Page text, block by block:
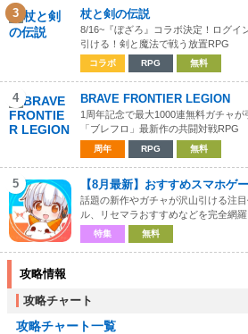
3 杖と剣の伝説
8/16~『ぼざろ』コラボ決定！ログイ
引ける！剣と魔法で戦う放置RPG
コラボ RPG 無料
4 BRAVE FRONTIER LEGION
1周年記念で最大1000連無料ガチャ
「ブレフロ」最新作の共闘対戦RPG
周年 RPG 無料
5 【8月最新】おすすめスマホゲ
話題の新作やガチャが沢山引ける注
ル、リセマラおすすめなどを完全網羅
特集 無料
攻略情報
攻略チャート
攻略チャート一覧